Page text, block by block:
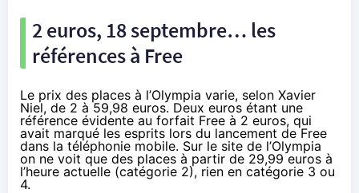
2 euros, 18 septembre… les
références à Free
Le prix des places à l’Olympia varie, selon Xavier
Niel, de 2 à 59,98 euros. Deux euros étant une
référence évidente au forfait Free à 2 euros, qui
avait marqué les esprits lors du lancement de Free
dans la téléphonie mobile. Sur le site de l’Olympia
on ne voit que des places à partir de 29,99 euros à
l’heure actuelle (catégorie 2), rien en catégorie 3 ou
4.